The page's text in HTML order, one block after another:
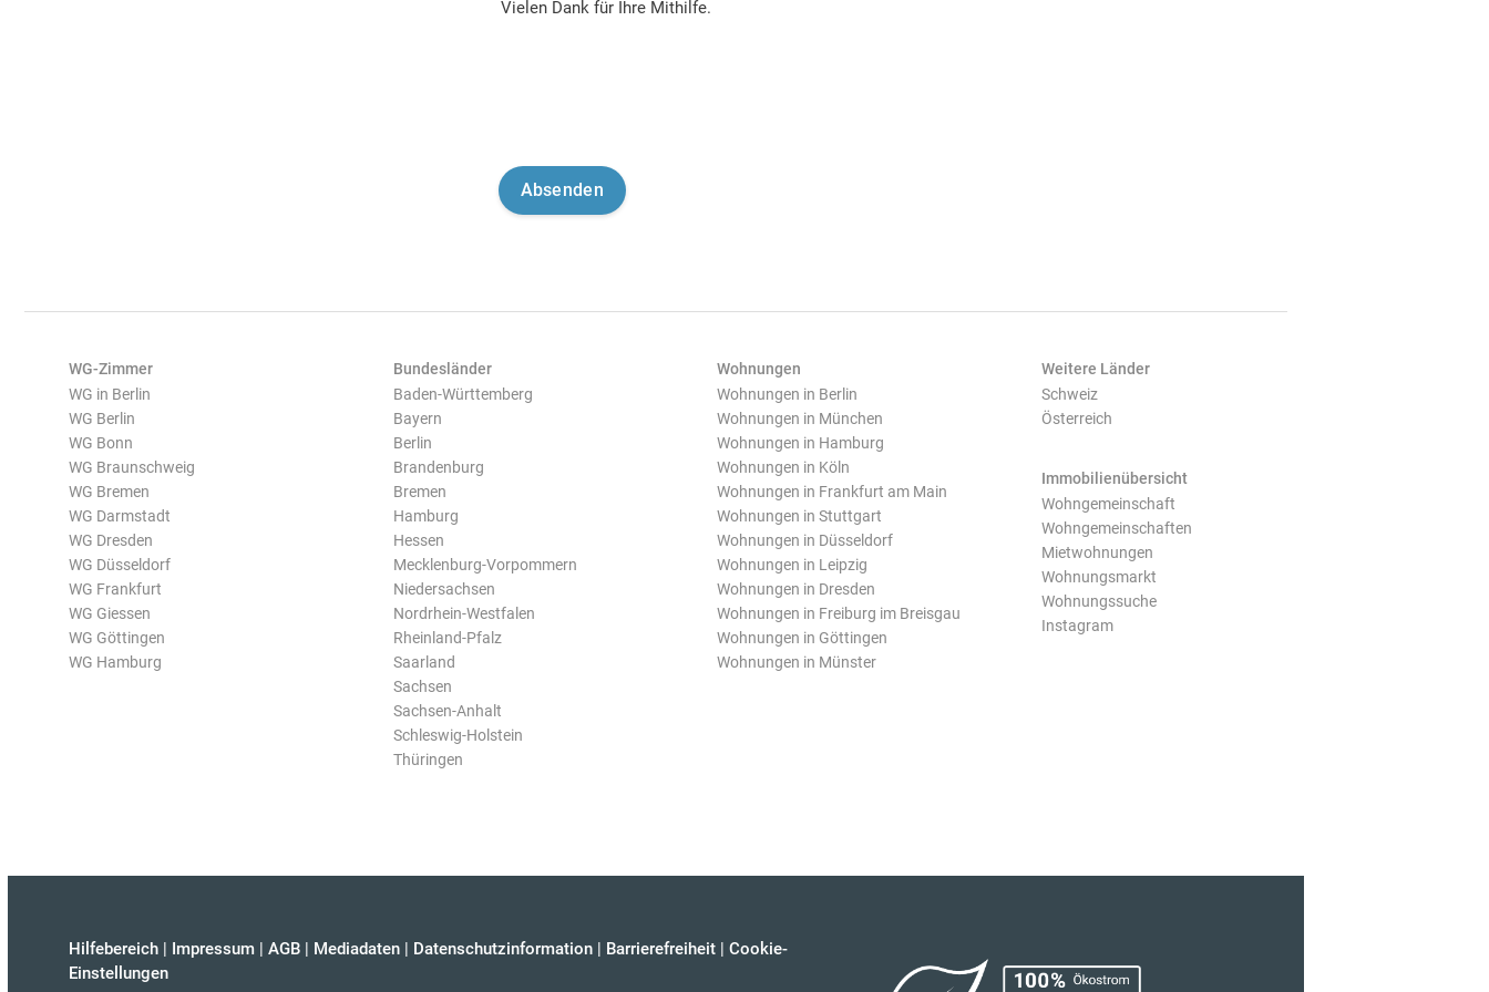
Vielen Dank für Ihre Mithilfe.
WG-Zimmer
WG in Berlin
WG Berlin
WG Bonn
WG Braunschweig
WG Bremen
WG Darmstadt
WG Dresden
WG Düsseldorf
WG Frankfurt
WG Giessen
WG Göttingen
WG Hamburg
Bundesländer
Baden-Württemberg
Bayern
Berlin
Brandenburg
Bremen
Hamburg
Hessen
Mecklenburg-Vorpommern
Niedersachsen
Nordrhein-Westfalen
Rheinland-Pfalz
Saarland
Sachsen
Sachsen-Anhalt
Schleswig-Holstein
Thüringen
Wohnungen
Wohnungen in Berlin
Wohnungen in München
Wohnungen in Hamburg
Wohnungen in Köln
Wohnungen in Frankfurt am Main
Wohnungen in Stuttgart
Wohnungen in Düsseldorf
Wohnungen in Leipzig
Wohnungen in Dresden
Wohnungen in Freiburg im Breisgau
Wohnungen in Göttingen
Wohnungen in Münster
Weitere Länder
Schweiz
Österreich
Immobilienübersicht
Wohngemeinschaft
Wohngemeinschaften
Mietwohnungen
Wohnungsmarkt
Wohnungssuche
Instagram
Hilfebereich | Impressum | AGB | Mediadaten | Datenschutzinformation | Barrierefreiheit | Cookie-
Einstellungen